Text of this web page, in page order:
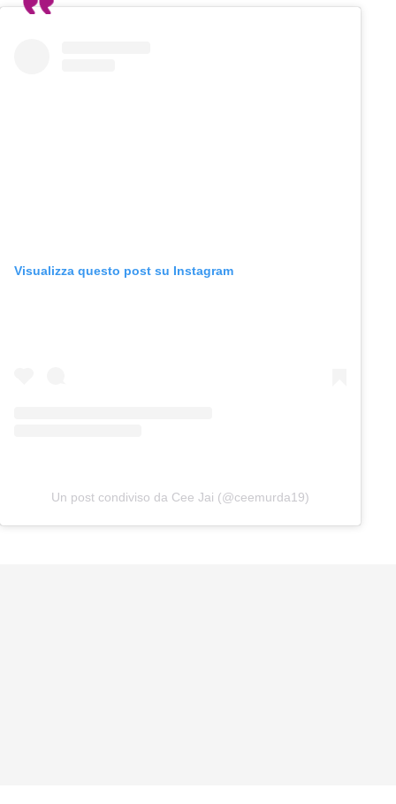
Visualizza questo post su Instagram
Un post condiviso da Cee Jai (@ceemurda19)